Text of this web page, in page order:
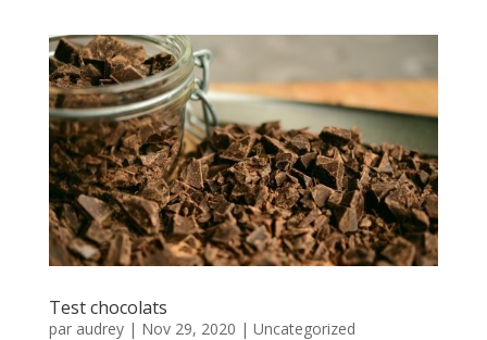
Test chocolats
par audrey| Nov 29, 2020 | Uncategorized